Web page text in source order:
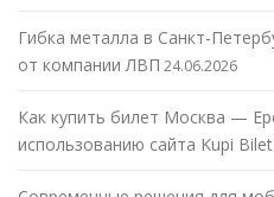
Гибка металла в Санкт-
от компании ЛВП 24.06.2026
Как купить билет Москва —
использованию сайта Kupi Bilet